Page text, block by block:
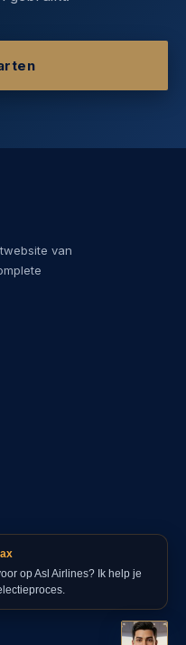
van
op Asl Airlines? Ik help je